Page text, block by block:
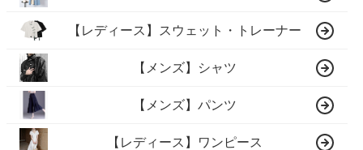
【レディース】スウェット・トレーナー
【メンズ】シャツ
【メンズ】パンツ
【レディース】ワンピース